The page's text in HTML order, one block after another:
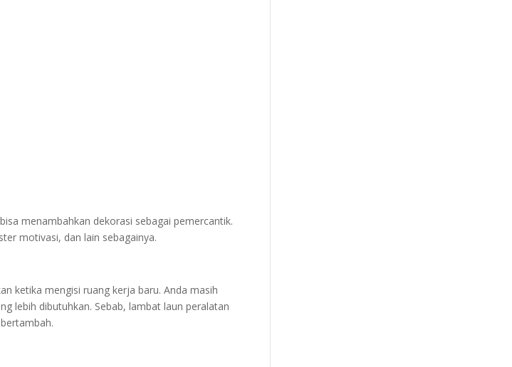
menambahkan dekorasi sebagai pemercantik.
motivasi, dan lain sebagainya.
ketika mengisi ruang kerja baru. Anda masih
lebih dibutuhkan. Sebab, lambat laun peralatan